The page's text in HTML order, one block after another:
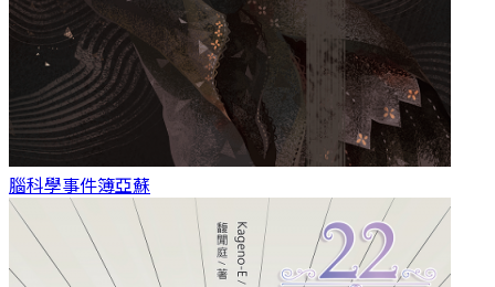
腦科學事件簿亞蘇